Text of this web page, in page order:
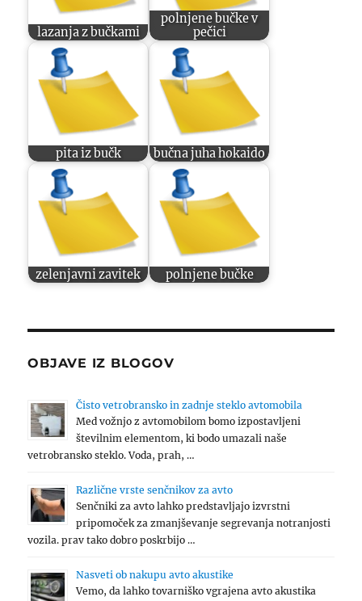
lazanja z bučkami
polnjene bučke v
pečici
pita iz bučk bučna juha hokaido
zelenjavni zavitek polnjene bučke
OBJAVE IZ BLOGOV
Čisto vetrobransko in zadnje steklo avtomobila
Med vožnjo z avtomobilom bomo izpostavljeni
številnim elementom, ki bodo umazali naše
vetrobransko steklo. Voda, prah, …
Različne vrste senčnikov za avto
Senčniki za avto lahko predstavljajo izvrstni
pripomoček za zmanjševanje segrevanja notranjosti
vozila. prav tako dobro poskrbijo …
Nasveti ob nakupu avto akustike
Vemo, da lahko tovarniško vgrajena avto akustika